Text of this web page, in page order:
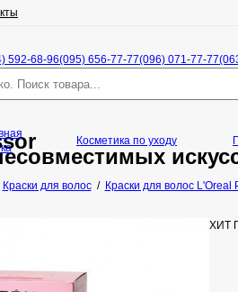
592-68-96(095) 656-77-77(096) 071-77-77
Краски для волос/ Краски для волос L'Oreal
ХИТ
Косметика по уходу